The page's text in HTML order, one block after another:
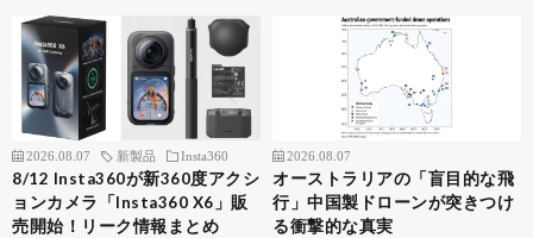
2026.08.07 新製品 Insta360
8/12 Insta360が新360度アクシ
ョンカメラ「Insta360 X6」販
売開始！リーク情報まとめ
2026.08.07
オーストラリアの「盲目的な飛
行」中国製ドローンが突きつけ
る衝撃的な真実